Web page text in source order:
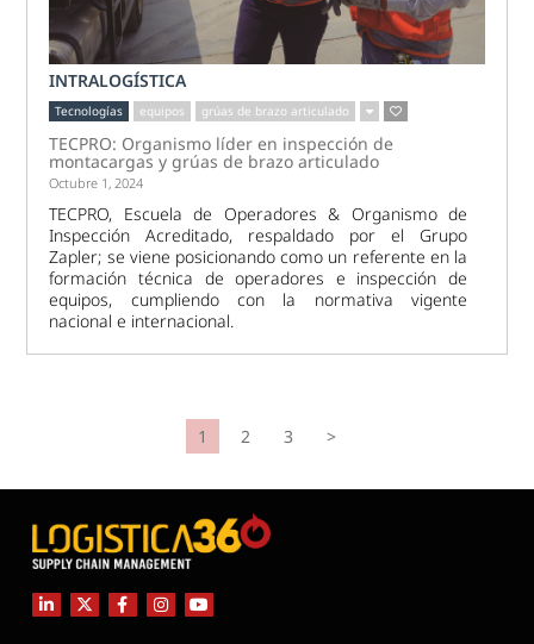
INTRALOGÍSTICA
Tecnologías equipos grúas de brazo articulado
TECPRO: Organismo líder en inspección de
montacargas y grúas de brazo articulado
Octubre 1, 2024
TECPRO, Escuela de Operadores & Organismo de
Inspección Acreditado, respaldado por el Grupo
Zapler; se viene posicionando como un referente en la
formación técnica de operadores e inspección de
equipos, cumpliendo con la normativa vigente
nacional e internacional.
1 2 3 >